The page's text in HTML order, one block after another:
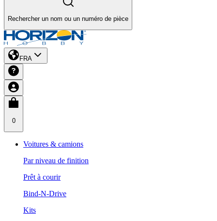
Rechercher un nom ou un numéro de pièce
FRA
0
Voitures & camions
Par niveau de finition
Prêt à courir
Bind-N-Drive
Kits